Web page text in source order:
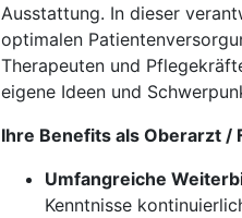
Ausstattung. In dieser
optimalen
Therapeuten und
eigene Ideen und
Ihre Benefits als Oberarzt /
Umfangreiche
Kenntnisse